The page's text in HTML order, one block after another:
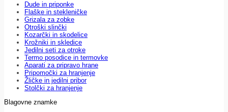
Dude in priponke
Flaške in stekleničke
Grizala za zobke
Otroški slinčki
Kozarčki in skodelice
Krožniki in skledice
Jedilni seti za otroke
Termo posodice in termovke
Aparati za pripravo hrane
Pripomočki za hranjenje
Žličke in jedilni pribor
Stolčki za hranjenje
Blagovne znamke